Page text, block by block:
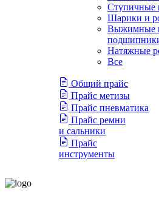
Ступичные
Шарики и
Выжимные
Натяжные
Все
Общий прайс
Прайс метизы
Прайс пневматика
Прайс ремни
и сальники
Прайс
инструменты